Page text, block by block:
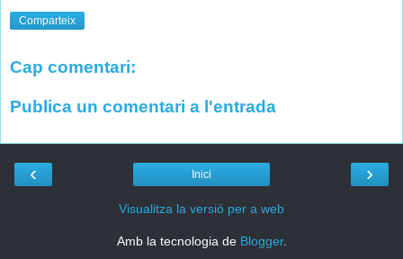
Comparteix
Cap comentari:
Publica un comentari a l'entrada
‹ ›
Inici
Visualitza la versió per a web
Amb la tecnologia de Blogger.